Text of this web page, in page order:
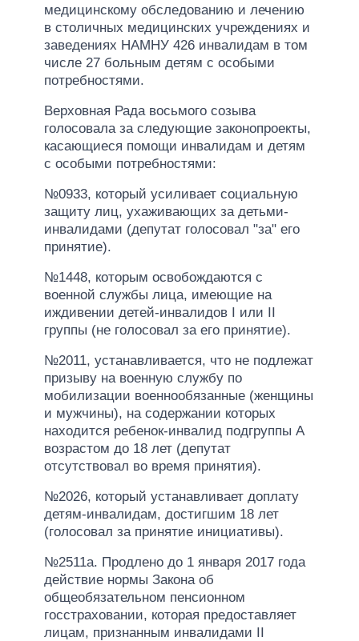
медицинскому обследованию и лечению
в столичных медицинских учреждениях и
заведениях НАМНУ 426 инвалидам в том
числе 27 больным детям с особыми
потребностями.
Верховная Рада восьмого созыва
голосовала за следующие законопроекты,
касающиеся помощи инвалидам и детям
с особыми потребностями:
№0933, который усиливает социальную
защиту лиц, ухаживающих за детьми-
инвалидами (депутат голосовал "за" его
принятие).
№1448, которым освобождаются с
военной службы лица, имеющие на
иждивении детей-инвалидов I или II
группы (не голосовал за его принятие).
№2011, устанавливается, что не подлежат
призыву на военную службу по
мобилизации военнообязанные (женщины
и мужчины), на содержании которых
находится ребенок-инвалид подгруппы А
возрастом до 18 лет (депутат
отсутствовал во время принятия).
№2026, который устанавливает доплату
детям-инвалидам, достигшим 18 лет
(голосовал за принятие инициативы).
№2511а. Продлено до 1 января 2017 года
действие нормы Закона об
общеобязательном пенсионном
госстраховании, которая предоставляет
лицам, признанным инвалидами II